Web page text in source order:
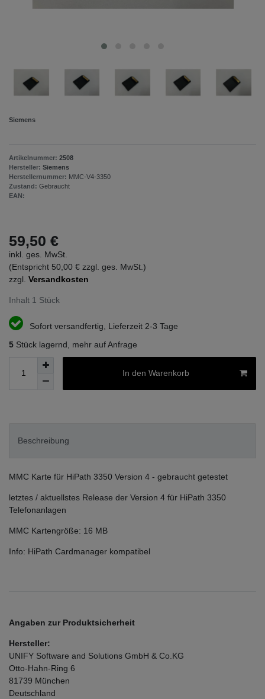
Siemens
Artikelnummer: 2508
Hersteller: Siemens
Herstellernummer: MMC-V4-3350
Zustand: Gebraucht
EAN:
59,50 €
inkl. ges. MwSt.
(Entspricht 50,00 € zzgl. ges. MwSt.)
zzgl. Versandkosten
Inhalt 1 Stück
Sofort versandfertig, Lieferzeit 2-3 Tage
5 Stück lagernd, mehr auf Anfrage
In den Warenkorb
Beschreibung
MMC Karte für HiPath 3350 Version 4 - gebraucht getestet
letztes / aktuellstes Release der Version 4 für HiPath 3350
Telefonanlagen
MMC Kartengröße: 16 MB
Info: HiPath Cardmanager kompatibel
Angaben zur Produktsicherheit
Hersteller:
UNIFY Software and Solutions GmbH & Co.KG
Otto-Hahn-Ring 6
81739 München
Deutschland